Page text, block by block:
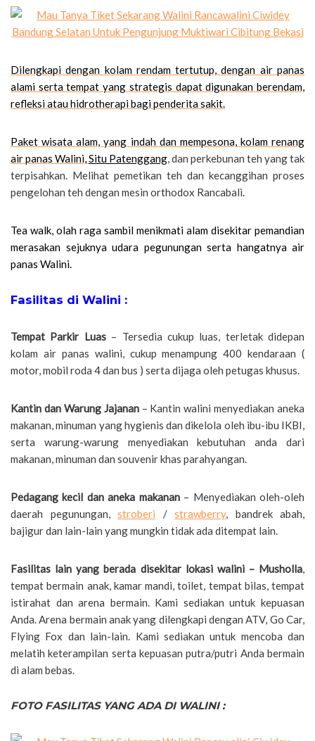
Dilengkapi dengan kolam rendam tertutup, dengan air panas
alami serta tempat yang strategis dapat digunakan berendam,
refleksi atau hidrotherapi bagi penderita sakit.
Paket wisata alam, yang indah dan mempesona, kolam renang
air panas Walini,Situ Patenggang, dan perkebunan teh yang tak
terpisahkan. Melihat pemetikan teh dan kecanggihan proses
pengelohan teh dengan mesin orthodox Rancabali.
Tea walk, olah raga sambil menikmati alam disekitar pemandian
merasakan sejuknya udara pegunungan serta hangatnya air
panas Walini.
Fasilitas di Walini :
Tempat Parkir Luas– Tersedia cukup luas, terletak didepan
kolam air panas walini, cukup menampung 400 kendaraan (
motor, mobil roda 4 dan bus ) serta dijaga oleh petugas khusus.
Kantin dan Warung Jajanan– Kantin walini menyediakan aneka
makanan, minuman yang hygienis dan dikelola oleh ibu-ibu IKBI,
serta warung-warung menyediakan kebutuhan anda dari
makanan, minuman dan souvenir khas parahyangan.
Pedagang kecil dan aneka makanan– Menyediakan oleh-oleh
daerah pegunungan, stroberi / strawberry, bandrek abah,
bajigur dan lain-lain yang mungkin tidak ada ditempat lain.
Fasilitas lain yang berada disekitar lokasi walini – Musholla,
tempat bermain anak, kamar mandi, toilet, tempat bilas, tempat
istirahat dan arena bermain. Kami sediakan untuk kepuasan
Anda. Arena bermain anak yang dilengkapi dengan ATV, Go Car,
Flying Fox dan lain-lain. Kami sediakan untuk mencoba dan
melatih keterampilan serta kepuasan putra/putri Anda bermain
di alam bebas.
FOTO FASILITAS YANG ADA DI WALINI :